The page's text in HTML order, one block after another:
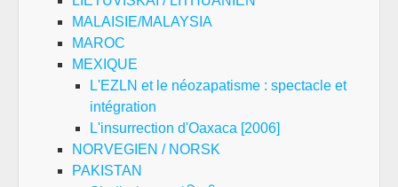
MALAISIE/MALAYSIA
MAROC
MEXIQUE
L'EZLN et le néozapatisme : spectacle et
intégration
L'insurrection d'Oaxaca [2006]
NORVEGIEN / NORSK
PAKISTAN